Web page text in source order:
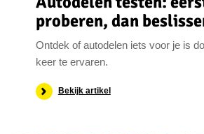
proberen, dan
Ontdek of autodelen iets voor je is
keer te ervaren.
Bekijk artikel